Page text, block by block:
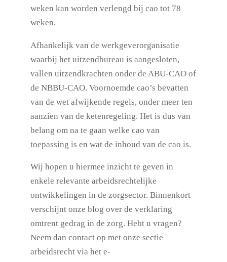
weken kan worden verlengd bij cao tot 78
weken.
Afhankelijk van de werkgeverorganisatie
waarbij het uitzendbureau is aangesloten,
vallen uitzendkrachten onder de ABU-CAO of
de NBBU-CAO. Voornoemde cao’s bevatten
van de wet afwijkende regels, onder meer ten
aanzien van de ketenregeling. Het is dus van
belang om na te gaan welke cao van
toepassing is en wat de inhoud van de cao is.
Wij hopen u hiermee inzicht te geven in
enkele relevante arbeidsrechtelijke
ontwikkelingen in de zorgsector. Binnenkort
verschijnt onze blog over de verklaring
omtrent gedrag in de zorg. Hebt u vragen?
Neem dan contact op met onze sectie
arbeidsrecht via het e-